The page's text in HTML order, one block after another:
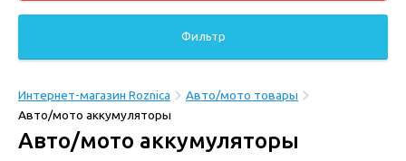
Фильтр
Интернет-магазин Roznica
Авто/мото товары
Авто/мото аккумуляторы
Авто/мото аккумуляторы